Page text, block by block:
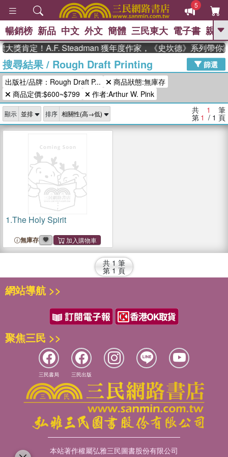
5
GO
熱搜： 東野圭吾 The Odyssey 、
父親節 、 如果歷史是一群喵 、 暑期
推薦 、 國際布克獎 臺灣漫遊錄
念華 、 台灣的李登輝時代
孩：黎曼猜想 、 偉大的迷走神經
暢銷榜 新品 中文 外文 簡體 三民東大 電子書 親子
獎肯定！A.F. Steadman 獲年度作家，《史坎德》系列帶你
搜尋結果/ Rough Draft Printing
篩選
出版社/品牌：Rough Draft P...
商品狀態:無庫存
商品定價:$600~$799
作者:Arthur W. Pink
顯示 排序 共 1 筆
第 1 / 1 頁
1.The Holy Spirit
無庫存
共 1 筆
第 1 頁
網站導航 >>
聚焦三民 >>
三民書局 三民出版
本站著作權屬弘雅三民圖書股份有限公司